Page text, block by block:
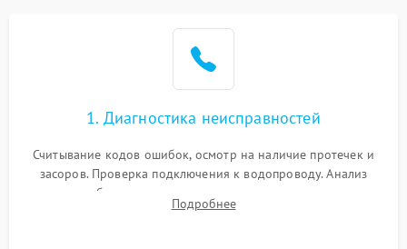
Проблемы с1. Диагностика неисправностей
Считывание кодов ошибок, осмотр на наличие протечек и
засоров. Проверка подключения к водопроводу. Анализ
жалоб на отсутствие слива, нагрева, вращения
разбрызгивателей или срабатывание системы защиты
Подробнее